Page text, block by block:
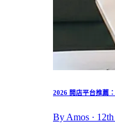
2026 開店平台推薦
By Amos ·